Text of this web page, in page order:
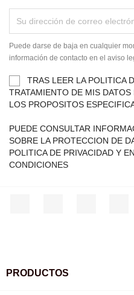
Puede darse de baja en cualquier
información de contacto en el aviso
TRAS LEER LA POLITICA
TRATAMIENTO DE MIS DATOS
LOS PROPOSITOS
PUEDE CONSULTAR
SOBRE LA PROTECCION DE
POLITICA DE PRIVACIDAD Y
CONDICIONES
PRODUCTOS